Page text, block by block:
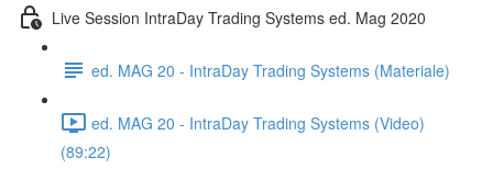
Live Session IntraDay Trading Systems ed. Mag 2020
ed. MAG 20 - IntraDay Trading Systems (Materiale)
ed. MAG 20 - IntraDay Trading Systems (Video)
(89:22)